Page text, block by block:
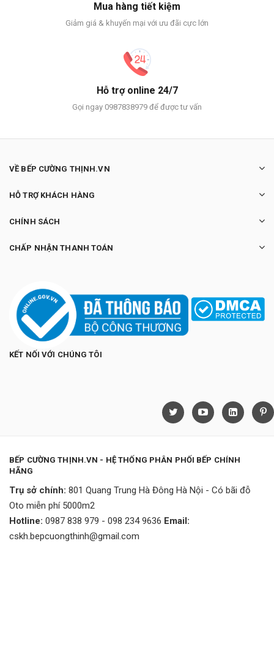
Mua hàng tiết kiệm
Giảm giá & khuyến mại với ưu đãi cực lớn
Hỗ trợ online 24/7
Gọi ngay 0987838979 để được tư vấn
VỀ BẾP CƯỜNG THỊNH.VN
HỖ TRỢ KHÁCH HÀNG
CHÍNH SÁCH
CHẤP NHẬN THANH TOÁN
KẾT NỐI VỚI CHÚNG TÔI
BẾP CƯỜNG THỊNH.VN - HỆ THỐNG PHÂN PHỐI BẾP CHÍNH
HÃNG
Trụ sở chính: 801 Quang Trung Hà Đông Hà Nội - Có bãi đỗ
Oto miễn phí 5000m2
Hotline: 0987 838 979 - 098 234 9636 Email:
cskh.bepcuongthinh@gmail.com